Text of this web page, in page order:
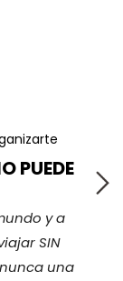
PUEDE
y a
SIN
una